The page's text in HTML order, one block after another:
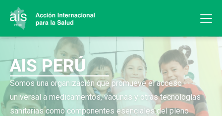
AIS PERÚ
Somos una organización que promueve el acceso
universal a medicamentos, vacunas y otras tecnologías
sanitarias como componentes esenciales del pleno